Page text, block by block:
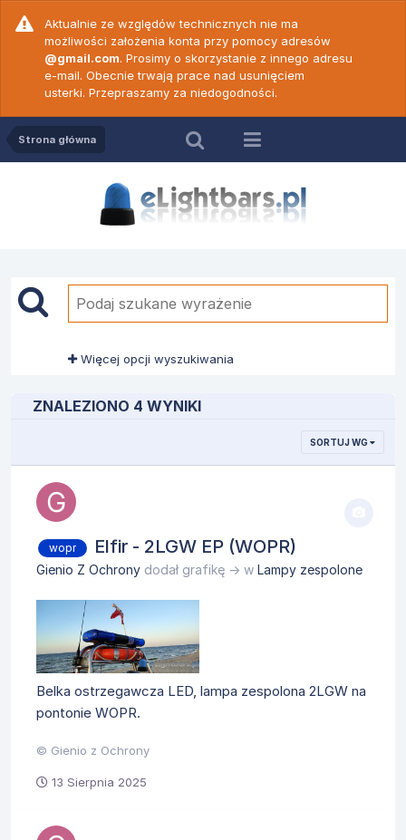
Aktualnie ze względów technicznych nie ma
możliwości założenia konta przy pomocy adresów
@gmail.com. Prosimy o skorzystanie z innego adresu
e-mail. Obecnie trwają prace nad usunięciem
usterki. Przepraszamy za niedogodności.
Strona główna
Więcej opcji wyszukiwania
ZNALEZIONO 4 WYNIKI
SORTUJ WG
wopr Elfir - 2LGW EP (WOPR)
Gienio Z Ochrony dodał grafikę → w Lampy zespolone
Belka ostrzegawcza LED, lampa zespolona 2LGW na
pontonie WOPR.
© Gienio z Ochrony
13 Sierpnia 2025